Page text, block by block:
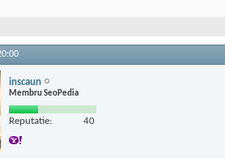
inscaun
Membru SeoPedia
Reputatie: 40